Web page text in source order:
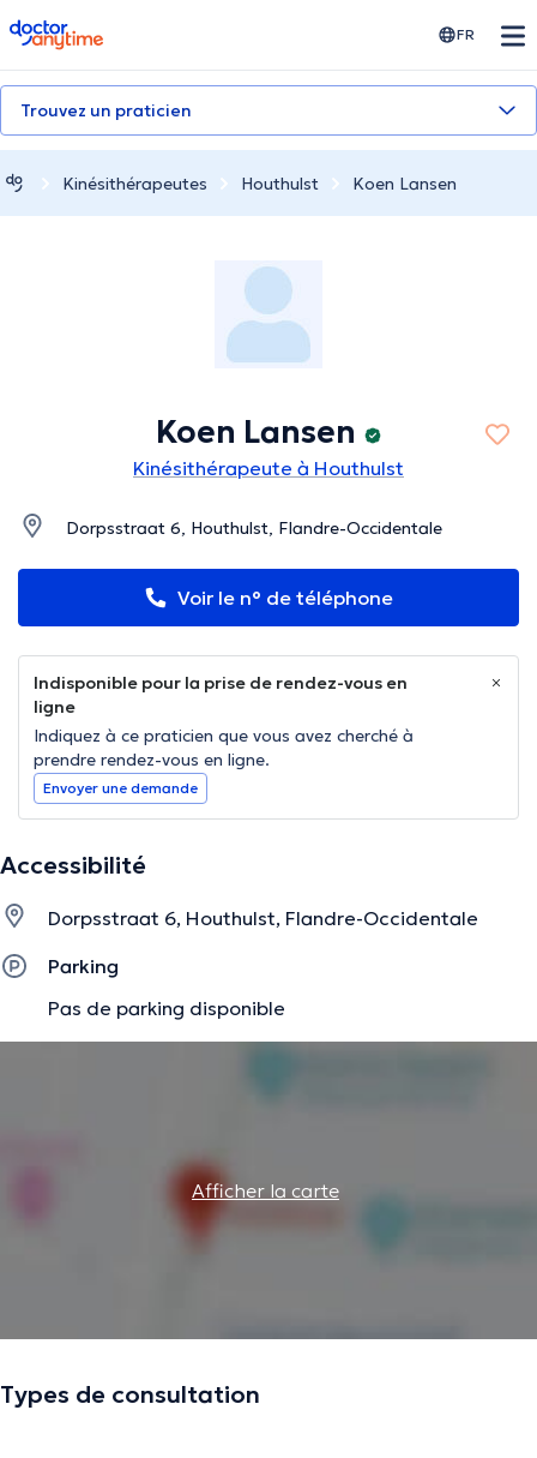
doctoranytime FR
Trouvez un praticien
Kinésithérapeutes Houthulst Koen Lansen
Koen Lansen
Kinésithérapeute à Houthulst
Dorpsstraat 6, Houthulst, Flandre-Occidentale
Voir le n° de téléphone
Indisponible pour la prise de rendez-vous en
ligne
Indiquez à ce praticien que vous avez cherché à
prendre rendez-vous en ligne.
Envoyer une demande
Accessibilité
Dorpsstraat 6, Houthulst, Flandre-Occidentale
Parking
Pas de parking disponible
Afficher la carte
Types de consultation